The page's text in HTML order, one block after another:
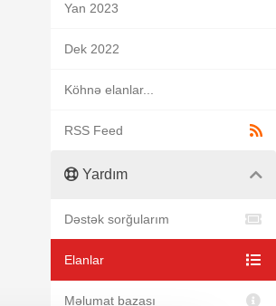
Yan 2023
Dek 2022
Köhnə elanlar...
RSS Feed
Yardım
Dəstək sorğularım
Elanlar
Məlumat bazası